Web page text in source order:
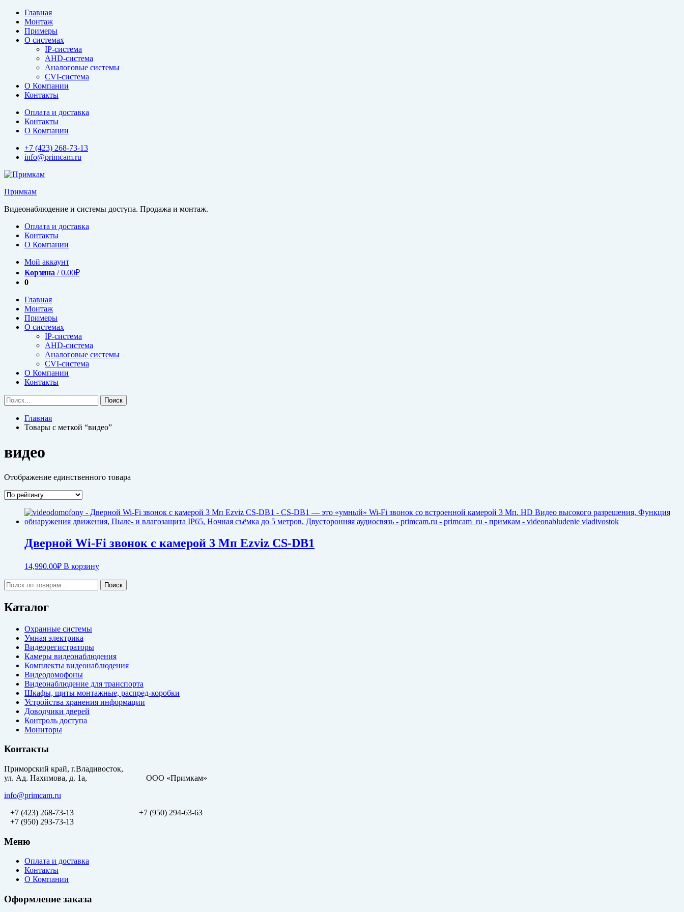
Перейти
содержимому
Главная
Монтаж
Примеры
О системах
IP-система
AHD-система
Аналоговые системы
CVI-система
О Компании
Контакты
Оплата и доставка
Контакты
О Компании
+7 (423) 268-73-13
info@primcam.ru
Примкам
Видеонаблюдение и системы доступа. Продажа и монтаж.
Оплата и доставка
Контакты
О Компании
Мой аккаунт
Корзина /0.00₽
0
Главная
Монтаж
Примеры
О системах
IP-система
AHD-система
Аналоговые системы
CVI-система
О Компании
Контакты
Найти:
Главная
Товары с меткой “видео”
видео
Отображение единственного товара
Дверной Wi-Fi звонок с камерой 3 Мп Ezviz CS-DB1
14,990.00₽ В корзину
Искать:
Поиск
Каталог
Охранные системы
Умная электрика
Видеорегистраторы
Камеры видеонаблюдения
Комплекты видеонаблюдения
Видеодомофоны
Видеонаблюдение для транспорта
Шкафы, щиты монтажные, распред-коробки
Устройства хранения информации
Доводчики дверей
Контроль доступа
Мониторы
Контакты
Приморский край, г.Владивосток,
ул. Ад. Нахимова, д. 1а, ООО «Примкам»
info@primcam.ru
+7 (423) 268-73-13
+7 (950) 294-63-63
+7 (950) 293-73-13
Меню
Оплата и доставка
Контакты
О Компании
Оформление заказа